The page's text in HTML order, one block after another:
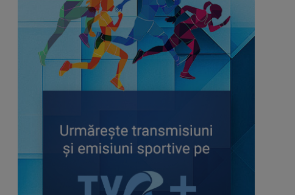
Paris
CONCACAF respinge planul FIFA de
privatizare parțială a activităților
comerciale
AXERIA Open WTA 125